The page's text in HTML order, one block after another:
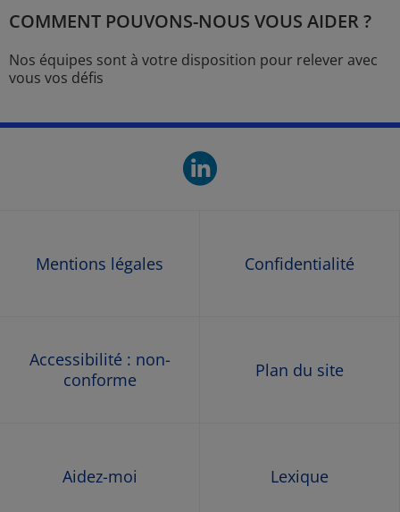
COMMENT POUVONS-NOUS VOUS AIDER ?
Nos équipes sont à votre disposition pour relever avec
vous vos défis
linkedin.
Mentions légales Confidentialité
Accessibilité : non-
conforme
Plan du site
Aidez-moi Lexique